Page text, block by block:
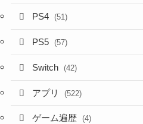
PS4 (51)
PS5 (57)
Switch (42)
アプリ (522)
ゲーム遍歴 (4)